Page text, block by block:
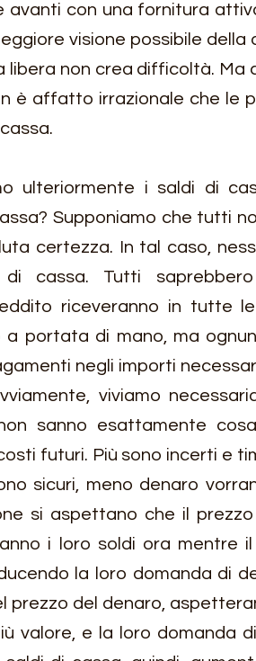
avanti con una fornitura
visione possibile della
non crea difficoltà. Ma
è affatto irrazionale che le
ulteriormente i saldi di
Supponiamo che tutti
certezza. In tal caso,
cassa. Tutti
riceveranno in tutte
a portata di mano, ma
negli importi
viviamo
sanno esattamente
futuri. Più sono incerti e
sicuri, meno denaro
si aspettano che il
i loro soldi ora mentre
la loro domanda di
prezzo del denaro,
valore, e la loro domanda